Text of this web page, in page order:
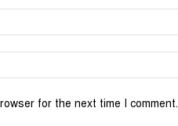
for the next time I comment.